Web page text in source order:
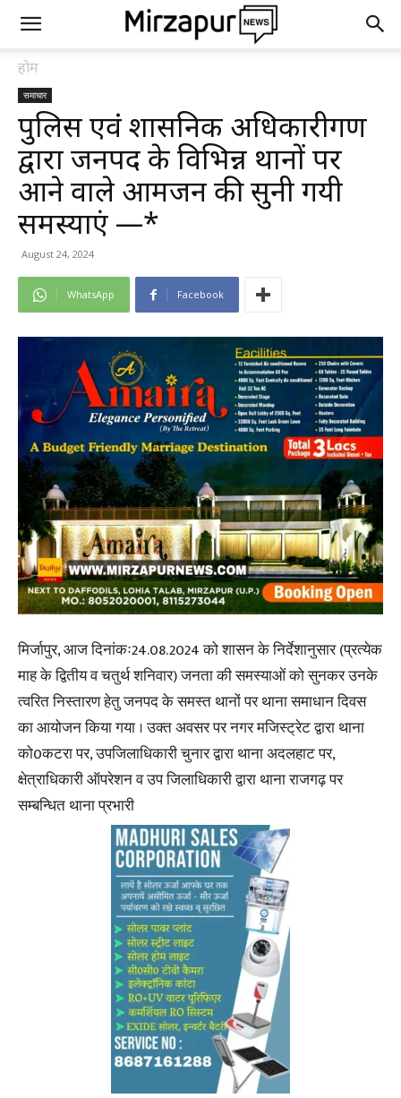
होम
समाचार
पुलिस एवं प्रशासनिक अधिकारीगण
द्वारा जनपद के विभिन्न थानों पर
आने वाले आमजन की सुनी गयी
समस्याएं —*
August 24, 2024
WhatsApp Facebook
मिर्जापुर, आज दिनांकः24.08.2024 को शासन के निर्देशानुसार (प्रत्येक
माह के द्वितीय व चतुर्थ शनिवार) जनता की समस्याओं को सुनकर उनके
त्वरित निस्तारण हेतु जनपद के समस्त थानों पर थाना समाधान दिवस
का आयोजन किया गया । उक्त अवसर पर नगर मजिस्ट्रेट द्वारा थाना
को0कटरा पर, उपजिलाधिकारी चुनार द्वारा थाना अदलहाट पर,
क्षेत्राधिकारी ऑपरेशन व उप जिलाधिकारी द्वारा थाना राजगढ़ पर
सम्बन्धित थाना प्रभारी